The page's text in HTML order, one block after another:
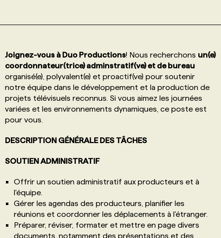
PROGRAMMES DE SUBVENTIONS
FAQ
ANNONCEZ AVEC NOUS
Joignez-vous à Duo Productions! Nous recherchons un(e)
coordonnateur(trice) adminstratif(ve) et de bureau
organisé(e), polyvalent(e) et proactif(ve) pour soutenir
notre équipe dans le développement et la production de
projets télévisuels reconnus. Si vous aimez les journées
variées et les environnements dynamiques, ce poste est
pour vous.
DESCRIPTION GÉNÉRALE DES TÂCHES
SOUTIEN ADMINISTRATIF
Offrir un soutien administratif aux producteurs et à
l'équipe.
Gérer les agendas des producteurs, planifier les
réunions et coordonner les déplacements à l'étranger.
Préparer, réviser, formater et mettre en page divers
documents, notamment des présentations et des